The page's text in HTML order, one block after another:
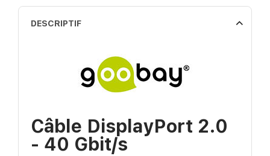
DESCRIPTIF
Câble DisplayPort 2.0
- 40 Gbit/s